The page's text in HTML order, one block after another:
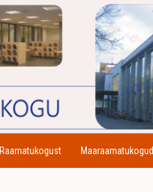
Raamatukogust Maaraamatukogud